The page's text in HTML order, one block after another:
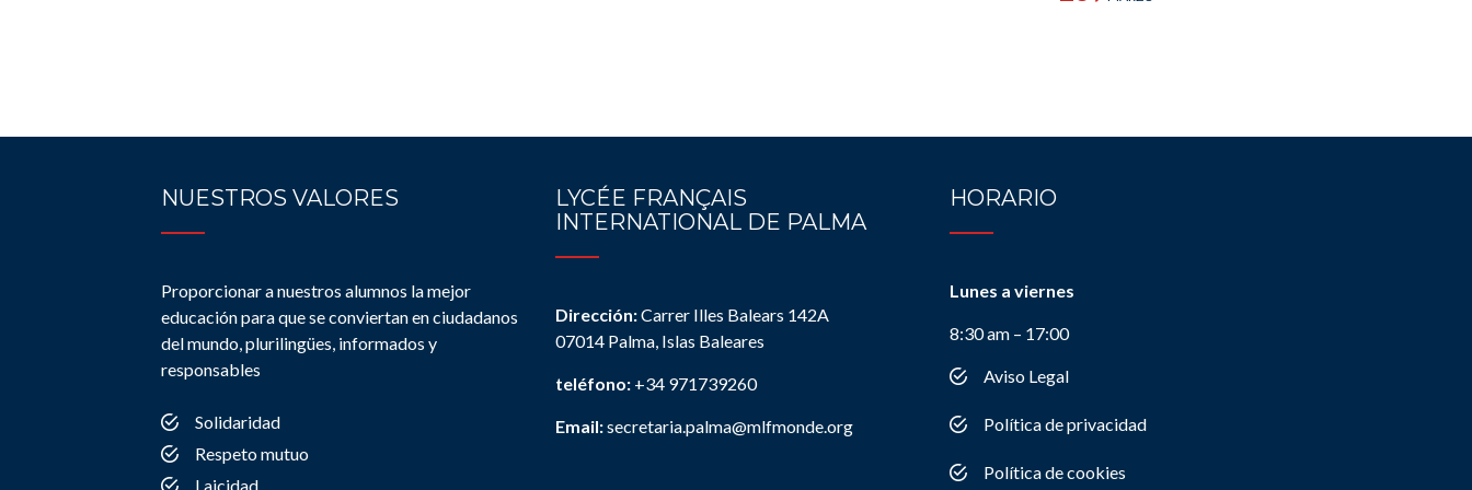
NUESTROS VALORES
Proporcionar a nuestros alumnos la mejor
educación para que se conviertan en ciudadanos
del mundo, plurilingües, informados y
responsables
Solidaridad
Respeto mutuo
Laicidad
LYCÉE FRANÇAIS
INTERNATIONAL DE PALMA
Dirección:Carrer Illes Balears 142A
07014 Palma, Islas Baleares
teléfono: +34 971739260
Email:secretaria.palma@mlfmonde.org
HORARIO
Lunes a viernes
8:30 am – 17:00
Aviso Legal
Política de privacidad
Política de cookies